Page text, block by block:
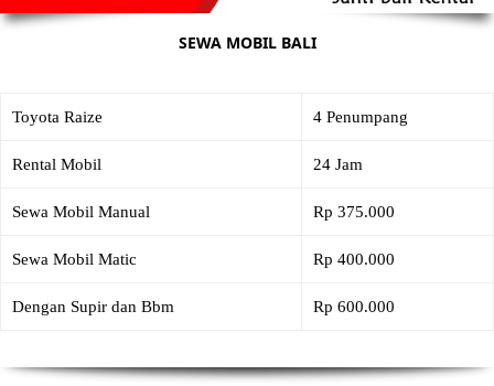
SEWA MOBIL BALI
Toyota Raize 4 Penumpang
Rental Mobil 24 Jam
Sewa Mobil Manual Rp 375.000
Sewa Mobil Matic Rp 400.000
Dengan Supir dan Bbm Rp 600.000